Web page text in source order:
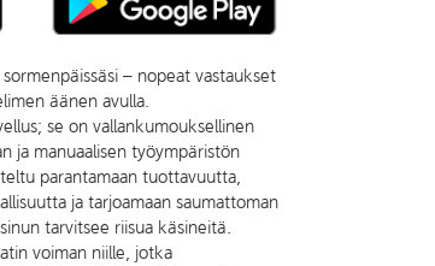
– nopeat vastaukset
äänen avulla.
se on vallankumouksellinen
ja manuaalisen työympäristön
parantamaan tuottavuutta,
ja tarjoamaan saumattoman
tarvitsee riisua käsineitä.
voiman niille, jotka